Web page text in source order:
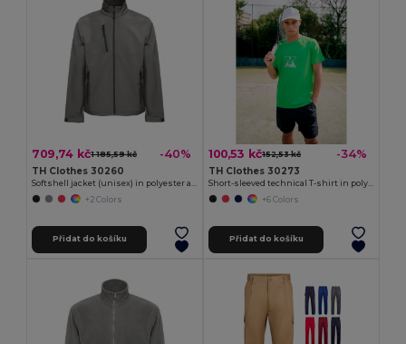
709,74 kč1 185,59 kč -40%
TH Clothes 30260
+2 Colors
Přidat do košíku
100,53 kč152,53 kč -34%
TH Clothes 30273
+6 Colors
Přidat do košíku